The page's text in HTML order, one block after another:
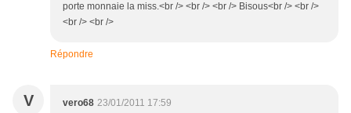
porte monnaie la miss.<br /> <br /> <br /> Bisous<br /> <br />
<br /> <br />
Répondre
V vero68 23/01/2011 17:59